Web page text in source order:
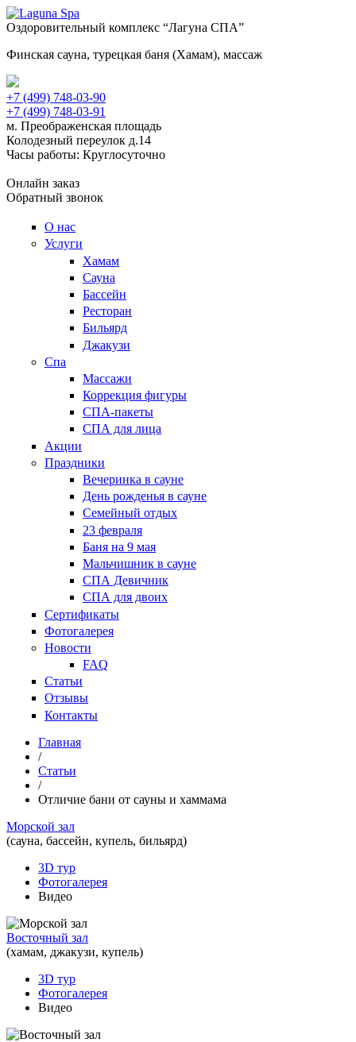
Оздоровительный комплекс “Лагуна СПА”
Финская сауна, турецкая баня (Хамам), массаж
+7 (499) 748-03-90
+7 (499) 748-03-91
м. Преображенская площадь
Колодезный переулок д.14
Часы работы: Круглосуточно
Онлайн заказ
Обратный звонок
О нас
Услуги
Хамам
Сауна
Бассейн
Ресторан
Бильярд
Джакузи
Спа
Массажи
Коррекция фигуры
СПА-пакеты
СПА для лица
Акции
Праздники
Вечеринка в сауне
День рожденья в сауне
Семейный отдых
23 февраля
Баня на 9 мая
Мальчишник в сауне
СПА Девичник
СПА для двоих
Сертификаты
Фотогалерея
Новости
FAQ
Статьи
Отзывы
Контакты
Главная
/
Статьи
/
Отличие бани от сауны и хаммама
Морской зал
(сауна, бассейн, купель, бильярд)
3D тур
Фотогалерея
Видео
Восточный зал
(хамам, джакузи, купель)
3D тур
Фотогалерея
Видео